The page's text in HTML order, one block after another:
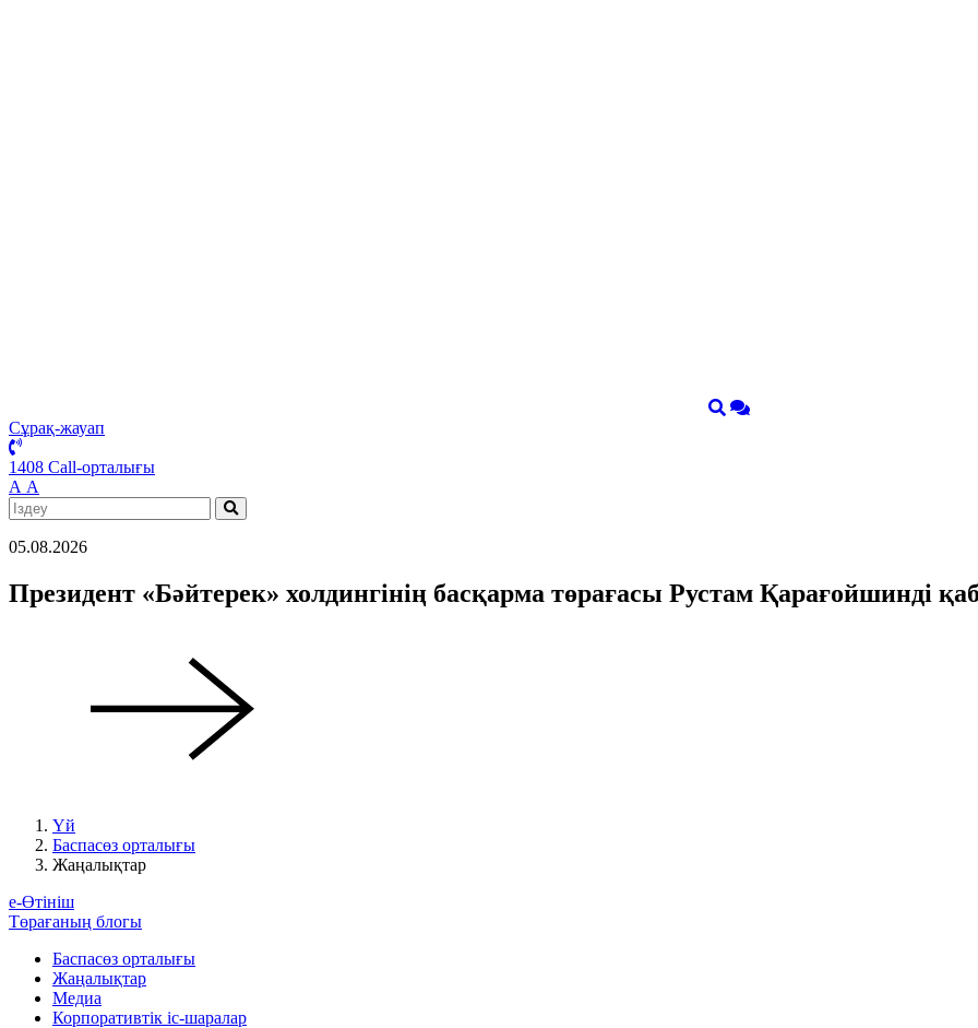
Сұрақ-жауап
1408 Call-орталығы
А А
05.08.2026
Президент «Бәйтерек» холдингінің басқарма төрағасы Рустам Қарағойшинді
Үй
Баспасөз орталығы
Жаңалықтар
е-Өтініш
Төрағаның блогы
Баспасөз орталығы
Жаңалықтар
Медиа
Корпоративтік іс-шаралар